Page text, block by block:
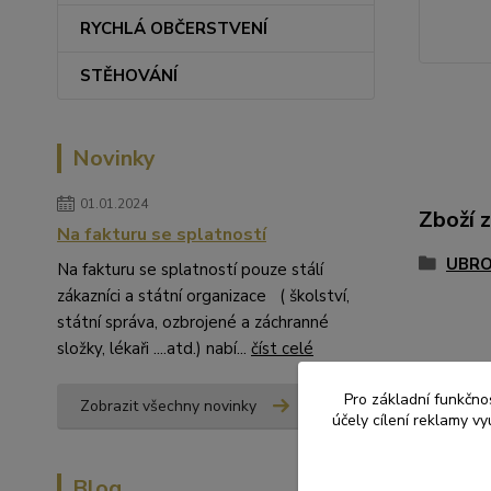
RYCHLÁ OBČERSTVENÍ
STĚHOVÁNÍ
Novinky
01.01.2024
Na fakturu se splatností
Na fakturu se splatností pouze stálí
zákazníci a státní organizace ( školství,
státní správa, ozbrojené a záchranné
složky, lékaři ....atd.) nabí... číst celé
Zobrazit všechny novinky
Zboží
Pro základní
účely cílení reklamy